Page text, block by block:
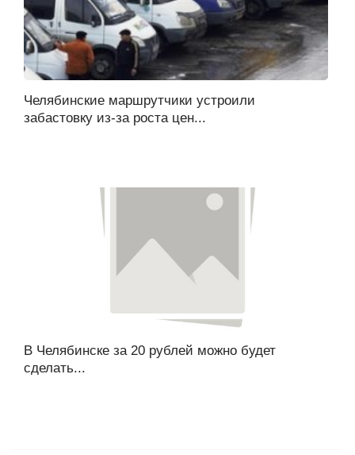
Челябинские маршрутчики устроили
забастовку из-за роста цен...
В Челябинске за 20 рублей можно будет
сделать...